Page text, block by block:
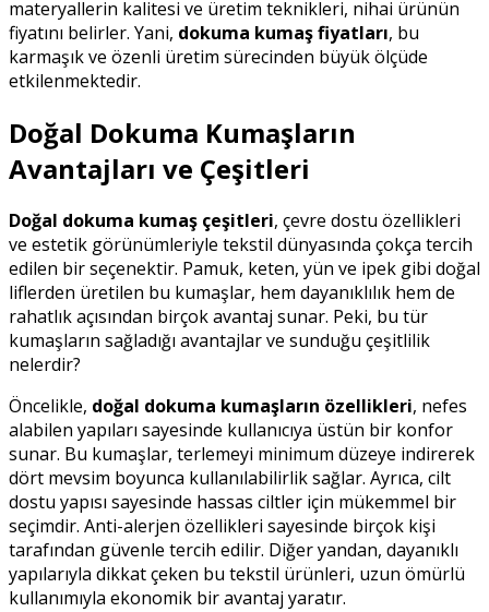
materyallerin kalitesi ve üretim teknikleri, nihai ürünün
fiyatını belirler. Yani, dokuma kumaş fiyatları, bu
karmaşık ve özenli üretim sürecinden büyük ölçüde
etkilenmektedir.
Doğal Dokuma Kumaşların
Avantajları ve Çeşitleri
Doğal dokuma kumaş çeşitleri, çevre dostu özellikleri
ve estetik görünümleriyle tekstil dünyasında çokça tercih
edilen bir seçenektir. Pamuk, keten, yün ve ipek gibi doğal
liflerden üretilen bu kumaşlar, hem dayanıklılık hem de
rahatlık açısından birçok avantaj sunar. Peki, bu tür
kumaşların sağladığı avantajlar ve sunduğu çeşitlilik
nelerdir?
Öncelikle, doğal dokuma kumaşların özellikleri, nefes
alabilen yapıları sayesinde kullanıcıya üstün bir konfor
sunar. Bu kumaşlar, terlemeyi minimum düzeye indirerek
dört mevsim boyunca kullanılabilirlik sağlar. Ayrıca, cilt
dostu yapısı sayesinde hassas ciltler için mükemmel bir
seçimdir. Anti-alerjen özellikleri sayesinde birçok kişi
tarafından güvenle tercih edilir. Diğer yandan, dayanıklı
yapılarıyla dikkat çeken bu tekstil ürünleri, uzun ömürlü
kullanımıyla ekonomik bir avantaj yaratır.